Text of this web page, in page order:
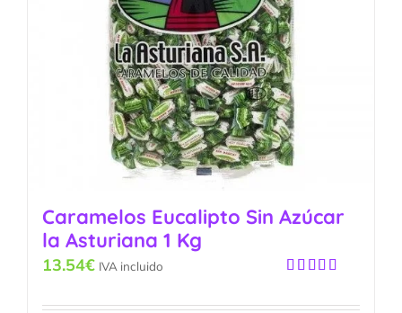
Caramelos Eucalipto Sin Azúcar
la Asturiana 1 Kg
13.54€ IVA incluido